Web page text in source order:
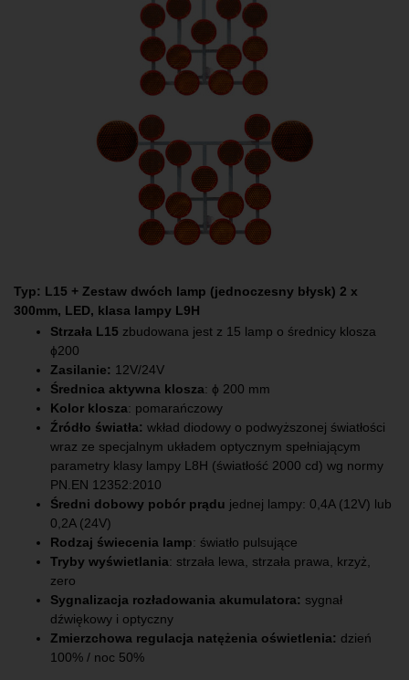
Typ: L15 + Zestaw dwóch lamp (jednoczesny błysk) 2 x
300mm, LED, klasa lampy L9H
Strzała L15 zbudowana jest z 15 lamp o średnicy klosza
ɸ200
Zasilanie: 12V/24V
Średnica aktywna klosza: ϕ 200 mm
Kolor klosza: pomarańczowy
Źródło światła: wkład diodowy o podwyższonej światłości
wraz ze specjalnym układem optycznym spełniającym
parametry klasy lampy L8H (światłość 2000 cd) wg normy
PN.EN 12352:2010
Średni dobowy pobór prądu jednej lampy: 0,4A (12V) lub
0,2A (24V)
Rodzaj świecenia lamp: światło pulsujące
Tryby wyświetlania: strzała lewa, strzała prawa, krzyż,
zero
Sygnalizacja rozładowania akumulatora: sygnał
dźwiękowy i optyczny
Zmierzchowa regulacja natężenia oświetlenia: dzień
100% / noc 50%